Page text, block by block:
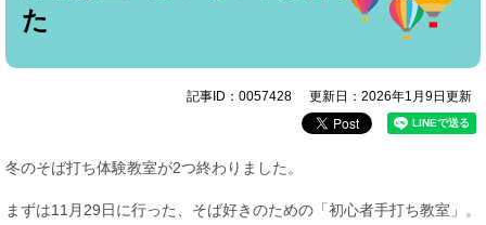
た
記事ID：0057428 更新日：2026年1月9日更新
冬のそば打ち体験教室が2つ終わりました。
まずは11月29日に行った、そば好きのための「初心者手打ち教室」。